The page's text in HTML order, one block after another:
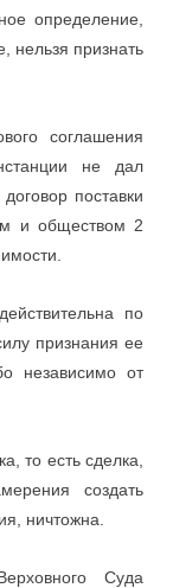
определение,
нельзя признать
соглашения
не дал
поставки
и обществом 2
по
признания ее
независимо от
то есть сделка,
создать
ничтожна.
Суда